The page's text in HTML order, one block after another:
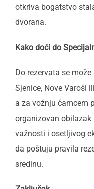
otkriva bogatstvo
dvorana.
Kako doći do
Do rezervata se
Sjenice, Nove Varoši
a za vožnju čamcem
organizovan obilazak
važnosti i osetljivog
da poštuju pravila
sredinu.